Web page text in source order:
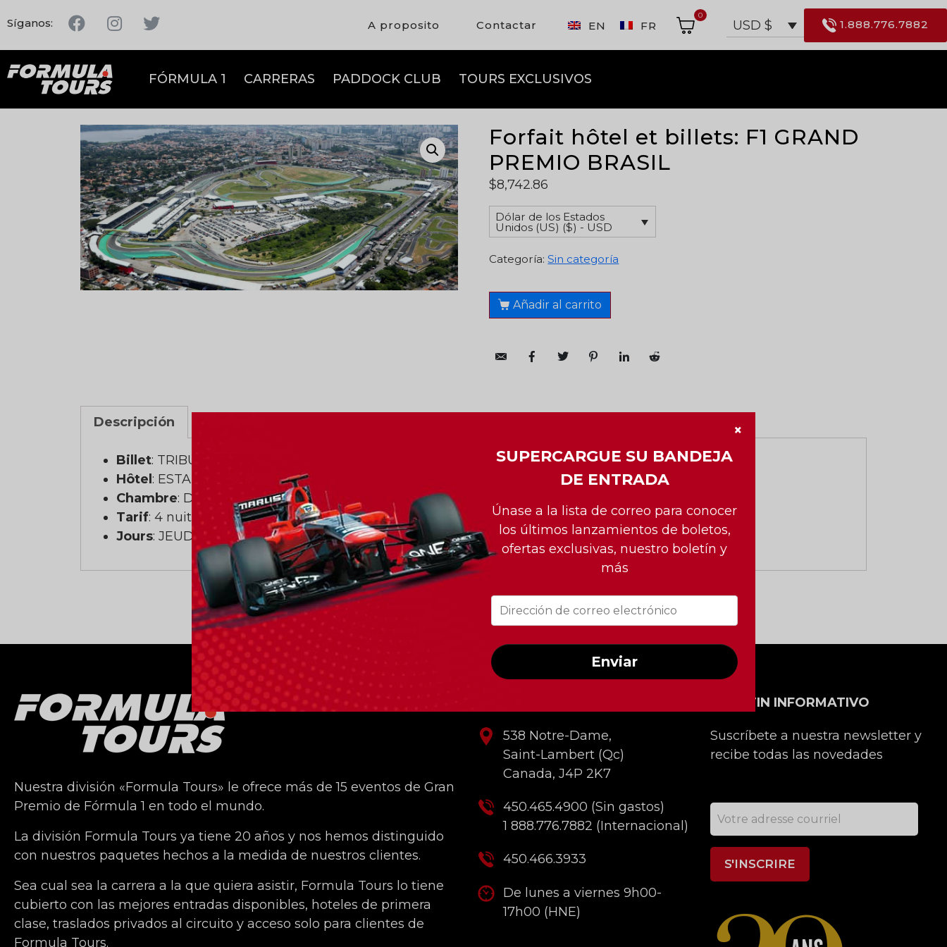
Síganos: A proposito Contactar EN FR
0
USD $ 1.888.776.7882
FÓRMULA 1 CARRERAS PADDOCK CLUB TOURS EXCLUSIVOS
Forfait hôtel et billets: F1 GRAND
PREMIO BRASIL
$8,742.86
Dólar de los Estados
Unidos (US) ($) - USD
Categoría: Sin categoría
Añadir al carrito
Descripción
Billet: TRIBUNA B
Hôtel: ESTANPLAZA IBIRAPUERA
Chambre: Double (2 personnes)
Tarif: 4 nuits
Jours: JEUDI AU LUNDI
Nuestra división «Formula Tours» le ofrece más de 15 eventos de Gran
Premio de Fórmula 1 en todo el mundo.
La división Formula Tours ya tiene 20 años y nos hemos distinguido
con nuestros paquetes hechos a la medida de nuestros clientes.
Sea cual sea la carrera a la que quiera asistir, Formula Tours lo tiene
cubierto con las mejores entradas disponibles, hoteles de primera
clase, traslados privados al circuito y acceso solo para clientes de
Formula Tours.
538 Notre-Dame,
Saint-Lambert (Qc)
Canada, J4P 2K7
450.465.4900 (Sin gastos)
1 888.776.7882 (Internacional)
450.466.3933
De lunes a viernes 9h00-
17h00 (HNE)
BOLETIN INFORMATIVO
Suscríbete a nuestra newsletter y
recibe todas las novedades
×
SUPERCARGUE SU BANDEJA
DE ENTRADA
Únase a la lista de correo para conocer
los últimos lanzamientos de boletos,
ofertas exclusivas, nuestro boletín y
más
Enviar